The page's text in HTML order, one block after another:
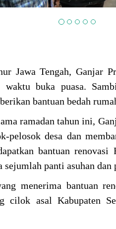
Jawa Tengah, Ganjar
waktu buka puasa.
bantuan bedah
ramadan tahun ini,
pelosok desa dan
bantuan
sejumlah panti asuhan dan
menerima bantuan
cilok asal Kabupaten